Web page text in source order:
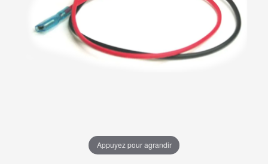
Appuyez pour agrandir